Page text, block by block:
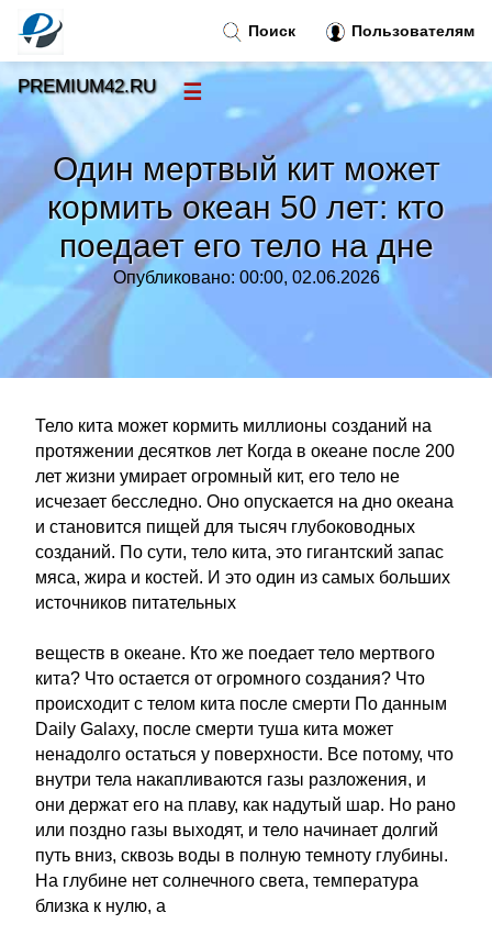
Один мертвый кит может
кормить океан 50 лет: кто
поедает его тело на дне
Опубликовано: 00:00, 02.06.2026
Тело кита может кормить миллионы созданий на
протяжении десятков лет Когда в океане после 200
лет жизни умирает огромный кит, его тело не
исчезает бесследно. Оно опускается на дно океана
и становится пищей для тысяч глубоководных
созданий. По сути, тело кита, это гигантский запас
мяса, жира и костей. И это один из самых больших
источников питательных
веществ в океане. Кто же поедает тело мертвого
кита? Что остается от огромного создания? Что
происходит с телом кита после смерти По данным
Daily Galaxy, после смерти туша кита может
ненадолго остаться у поверхности. Все потому, что
внутри тела накапливаются газы разложения, и
они держат его на плаву, как надутый шар. Но рано
или поздно газы выходят, и тело начинает долгий
путь вниз, сквозь воды в полную темноту глубины.
На глубине нет солнечного света, температура
близка к нулю, а
Поиск Пользователям
PREMIUM42.RU ☰
Новости
Тренды новостей»
Рубрики»
Правила »
Контакт»